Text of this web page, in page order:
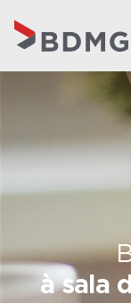
à sala